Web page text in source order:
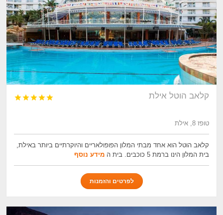
קלאב הוטל אילת 




טופז 8, אילת
קלאב הוטל הוא אחד מבתי המלון הפופולאריים והיוקרתיים ביותר באילת,
בית המלון הינו ברמת 5 כוכבים. בית ה
מידע נוסף
לפרטים והזמנות